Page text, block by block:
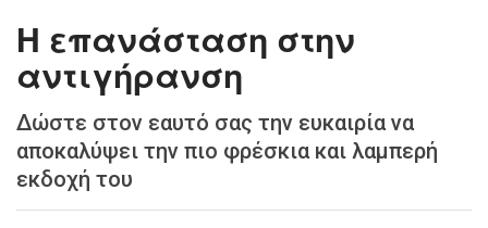
Η επανάσταση στην
αντιγήρανση
Δώστε στον εαυτό σας την ευκαιρία να
αποκαλύψει την πιο φρέσκια και λαμπερή
εκδοχή του